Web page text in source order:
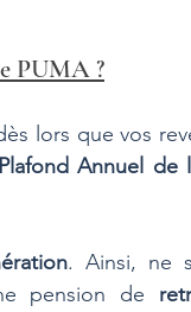
PUMA ?
lors que vos
Annuel de
. Ainsi, ne
pension de